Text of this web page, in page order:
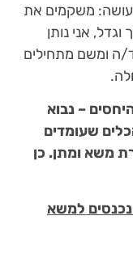
עושה: משקמים את
אני נותן
ה ומשם מתחילים
– נבוא
שעומדים
משא ומתן. כן
למשא